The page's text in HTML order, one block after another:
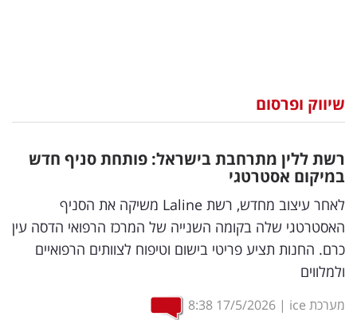
וצרכנות
דיגיטל
וטק
שיווק
ופרסום
משפט
שיווק ופרסום
רשת ללין מתרחבת בישראל: פותחת סניף חדש
במיקום אסטרטגי
לאחר עיצוב מחדש, רשת Laline משיקה את הסניף
האסטרטגי שלה בקומה השנייה של המרכז הרפואי הדסה עין
כרם. החנות תציע פריטי בישום וטיפוח לצוותים הרפואיים
ולמלווים
מערכת ice |
17/5/2026
8:38